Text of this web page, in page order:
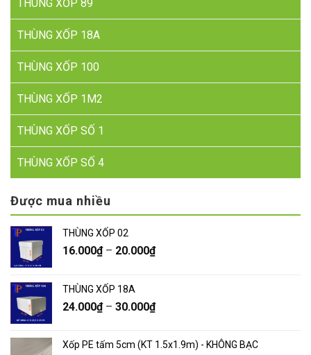
THÙNG XỐP 89
THÙNG XỐP 18A
THÙNG XỐP 100
THÙNG XỐP 1M2
THÙNG XỐP SỐ 1
THÙNG XỐP SỐ 4
Được mua nhiều
THÙNG XỐP 02
16.000₫– 20.000₫
THÙNG XỐP 18A
24.000₫– 30.000₫
Xốp PE tấm 5cm (KT 1.5x1.9m) - KHÔNG BẠC